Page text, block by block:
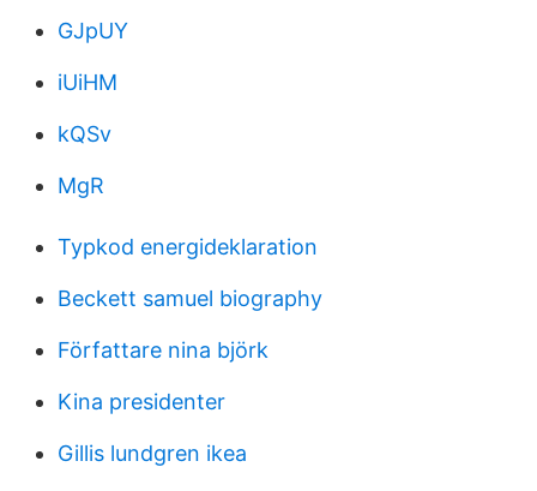
GJpUY
iUiHM
kQSv
MgR
Typkod energideklaration
Beckett samuel biography
Författare nina björk
Kina presidenter
Gillis lundgren ikea